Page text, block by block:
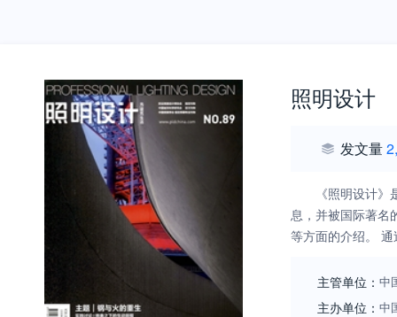
照明设计
发文量
《照明设计
息，并被国际著名
等方面的介绍。 通过由来自世界各地的照明专家组成的顾问团以及中文、英文、法文、德文、俄文、土耳其文等七种语言的版本来实现它的国际传播平台。中文版增
主管单位： 中
主办单位： 中